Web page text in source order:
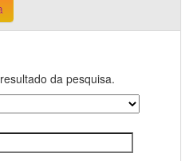
da pesquisa.